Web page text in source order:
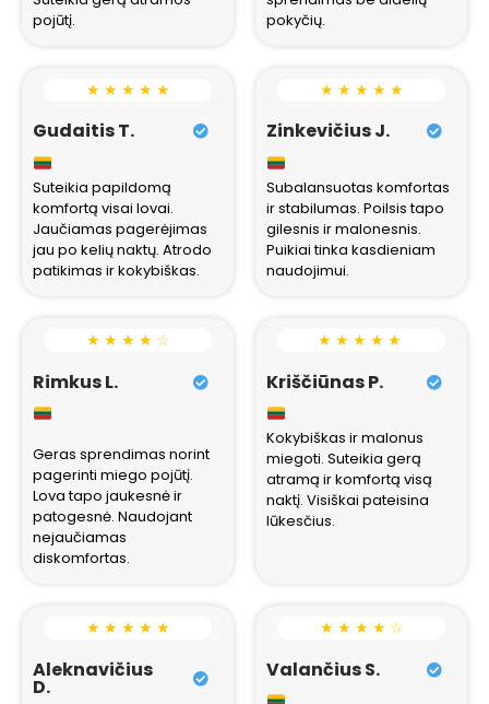
pojūtį.
pokyčių.
★ ★ ★ ★ ★
Gudaitis T.
Suteikia papildomą
komfortą visai lovai.
Jaučiamas pagerėjimas
jau po kelių naktų. Atrodo
patikimas ir kokybiškas.
★ ★ ★ ★ ★
Zinkevičius J.
Subalansuotas komfortas
ir stabilumas. Poilsis tapo
gilesnis ir malonesnis.
Puikiai tinka kasdieniam
naudojimui.
★ ★ ★ ★ ☆
Rimkus L.
Geras sprendimas norint
pagerinti miego pojūtį.
Lova tapo jaukesnė ir
patogesnė. Naudojant
nejaučiamas
diskomfortas.
★ ★ ★ ★ ★
Kriščiūnas P.
Kokybiškas ir malonus
miegoti. Suteikia gerą
atramą ir komfortą visą
naktį. Visiškai pateisina
lūkesčius.
★ ★ ★ ★ ★
Aleknavičius
D.
★ ★ ★ ★ ☆
Valančius S.